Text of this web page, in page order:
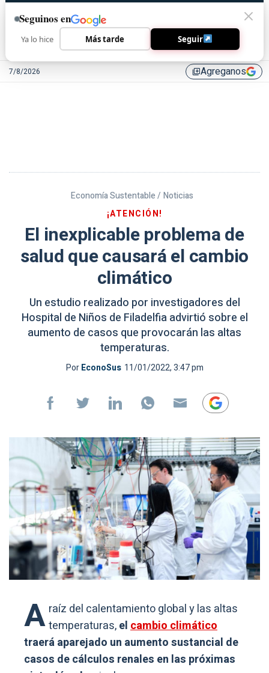
7/8/2026 library_addAgreganos
Economía Sustentable / Noticias
¡ATENCIÓN!
El inexplicable problema de
salud que causará el cambio
climático
Un estudio realizado por investigadores del
Hospital de Niños de Filadelfia advirtió sobre el
aumento de casos que provocarán las altas
temperaturas.
PorEconoSus 11/01/2022, 3:47 pm
A raíz del calentamiento global y las altas
temperaturas,elcambio climático
traerá aparejado un aumento sustancial de
casos de cálculos renales en las próximas
Seguinos en
Ya lo hice Más tarde Seguir